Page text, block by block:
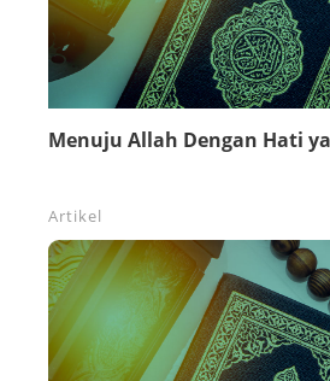
Menuju Allah Dengan Hati
Artikel